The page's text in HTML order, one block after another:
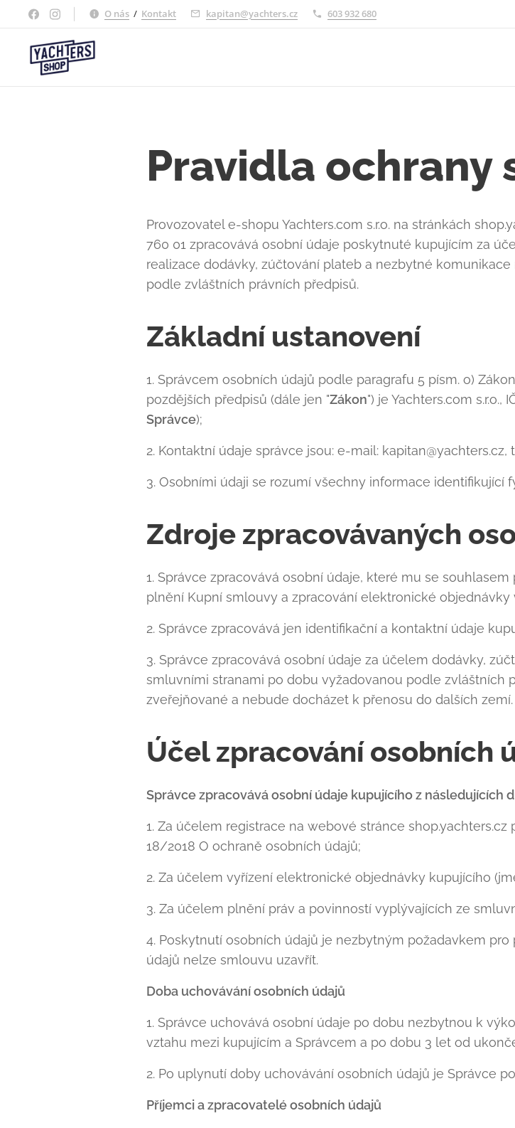
O nás / Kontakt kapitan@yachters.cz 603 932 680
Pravidla ochrany
Provozovatel e-shopu Yachters.com s.r.o. na stránkách
760 01 zpracovává osobní údaje poskytnuté kupujícím za
realizace dodávky, zúčtování plateb a nezbytné
podle zvláštních právních předpisů.
Základní ustanovení
1. Správcem osobních údajů podle paragrafu 5 písm. o)
pozdějších předpisů (dále jen "Zákon") je Yachters.com s.r.o.,
Správce);
2. Kontaktní údaje správce jsou: e-mail: kapitan@yachters.cz,
3. Osobními údaji se rozumí všechny informace identifikující
Zdroje zpracovávaných
1. Správce zpracovává osobní údaje, které mu se
plnění Kupní smlouvy a zpracování elektronické
2. Správce zpracovává jen identifikační a kontaktní údaje
3. Správce zpracovává osobní údaje za účelem dodávky,
smluvními stranami po dobu vyžadovanou podle zvláštních
zveřejňované a nebude docházet k přenosu do dalších zemí.
Účel zpracování osobních
Správce zpracovává osobní údaje kupujícího z následujících
1. Za účelem registrace na webové stránce shop.yachters.cz
18/2018 O ochraně osobních údajů;
2. Za účelem vyřízení elektronické objednávky kupujícího
3. Za účelem plnění práv a povinností vyplývajících ze
4. Poskytnutí osobních údajů je nezbytným požadavkem
údajů nelze smlouvu uzavřít.
Doba uchovávání osobních údajů
1. Správce uchovává osobní údaje po dobu nezbytnou k
vztahu mezi kupujícím a Správcem a po dobu 3 let od
2. Po uplynutí doby uchovávání osobních údajů je Správce
Příjemci a zpracovatelé osobních údajů